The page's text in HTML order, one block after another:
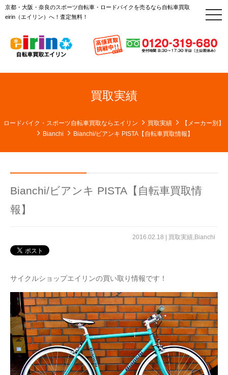
京都・大阪・奈良のスポーツ自転車・ロードバイクを売るなら自転車買取
eirin（エイリン）へ！査定無料！
t
o
l
e
v
o
n
買取実績
ロードバイク・スポーツ自転車買取ならエイリン 買取実績
【メーカー別】
Bianchi
Bianchi/ビアンキ PISTA【自転車買取情報】
Bianchi/ビアンキ PISTA【自転車買取情
報】
2016.02.18 | 買取実績,Bianchi
サイクルショップエイリンの買い取り情報です！